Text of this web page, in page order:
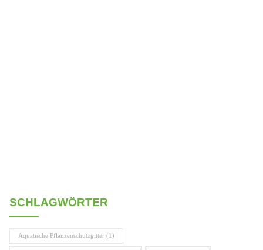
SCHLAGWÖRTER
Aquatische Pflanzenschutzgitter (1)